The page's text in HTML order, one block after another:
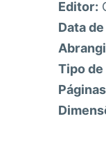
Editor:
Data
Tipo de